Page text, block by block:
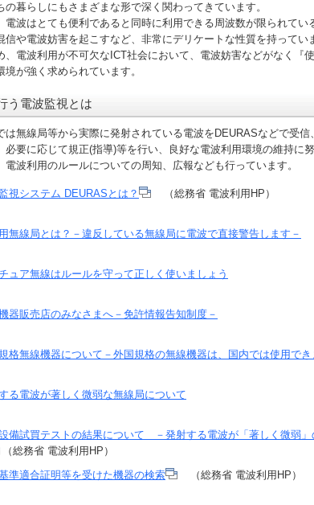
の暮らしにもさまざまな形で深く関わってきています。
波はとても便利であると同時に利用できる周波数が限られてい
信や電波妨害を起こすなど、非常にデリケートな性質を持ってい
電波利用が不可欠なICT社会において、電波妨害などがなく『
境が強く求められています。
う電波監視とは
無線局等から実際に発射されている電波をDEURASなどで受信
必要に応じて規正(指導)等を行い、良好な電波利用環境の維持に努
波利用のルールについての周知、広報なども行っています。
視システム DEURASとは？ （総務省 電波利用HP）
無線局とは？－違反している無線局に電波で直接警告します－
ュア無線はルールを守って正しく使いましょう
器販売店のみなさまへ－免許情報告知制度－
格無線機器について－外国規格の無線機器は、国内では使用でき
る電波が著しく微弱な無線局について
備試買テストの結果について －発射する電波が「著しく微弱
（総務省 電波利用HP）
準適合証明等を受けた機器の検索
（総務省 電波利用HP）